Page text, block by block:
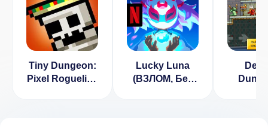
Tiny Dungeon:
Pixel Roguelike
Lucky Luna
(ВЗЛОМ, Без